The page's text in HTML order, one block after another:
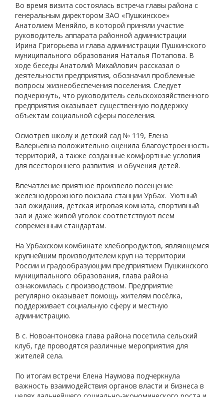
Во время визита состоялась встреча главы района с
генеральным директором ЗАО «Пушкинское»
Анатолием Меняйло, в которой приняли участие
руководитель аппарата районной администрации
Ирина Григорьева и глава администрации Пушкинского
муниципального образования Наталья Потапова. В
ходе беседы Анатолий Михайлович рассказал о
деятельности предприятия, обозначил проблемные
вопросы жизнеобеспечения поселения. Следует
подчеркнуть, что руководитель сельскохозяйственного
предприятия оказывает существенную поддержку
объектам социальной сферы поселения.
Осмотрев школу и детский сад № 119, Елена
Валерьевна положительно оценила благоустроенность
территорий, а также созданные комфортные условия
для всестороннего развития и обучения детей.
Впечатление приятное произвело посещение
железнодорожного вокзала станции Урбах. Уютный
зал ожидания, детская игровая комната, спортивный
зал и даже живой уголок соответствуют всем
современным стандартам.
На Урбахском комбинате хлебопродуктов, являющемся
крупнейшим производителем круп на территории
России и градообразующим предприятием Пушкинского
муниципального образования, глава района
ознакомилась с производством. Предприятие
регулярно оказывает помощь жителям посёлка,
поддерживает социальную сферу и местную
администрацию.
В с. Новоантоновка глава района посетила сельский
клуб, где проводятся различные мероприятия для
жителей села.
По итогам встречи Елена Наумова подчеркнула
важность взаимодействия органов власти и бизнеса в